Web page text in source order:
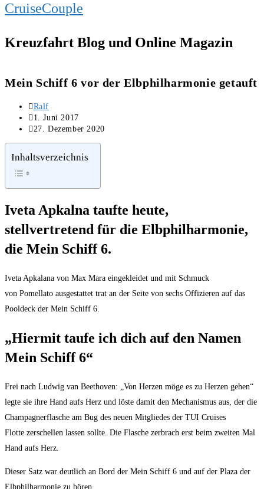
CruiseCouple
Kreuzfahrt Blog und Online Magazin
Mein Schiff 6 vor der Elbphilharmonie getauft
Beitrags-
Autor:
Ralf
Beitrag
veröffentlicht:
1. Juni 2017
Beitrag
am:
27. Dezember 2020
Inhaltsverzeichnis
Iveta Apkalna taufte heute,
stellvertretend für die Elbphilharmonie,
die Mein Schiff 6.
Iveta Apkalana von Max Mara eingekleidet und mit Schmuck
von Pomellato ausgestattet trat an der Seite von sechs Offizieren auf das
Pooldeck der Mein Schiff 6.
„Hiermit taufe ich dich auf den Namen
Mein Schiff 6“
Frei nach Ludwig van Beethoven: „Von Herzen möge es zu Herzen gehen“
legte sie ihre Hand aufs Herz und löste damit den Mechanismus aus, der die
Champagnerflasche am Bug des neuen Mitgliedes der TUI Cruises
Flotte zerschellen lassen sollte. Die Flasche zerbrach erst beim zweiten Mal
Hand aufs Herz.
Dieser Satz war deutlich an Bord der Mein Schiff 6 und auf der Plaza der
Elbphilharmonie zu hören.